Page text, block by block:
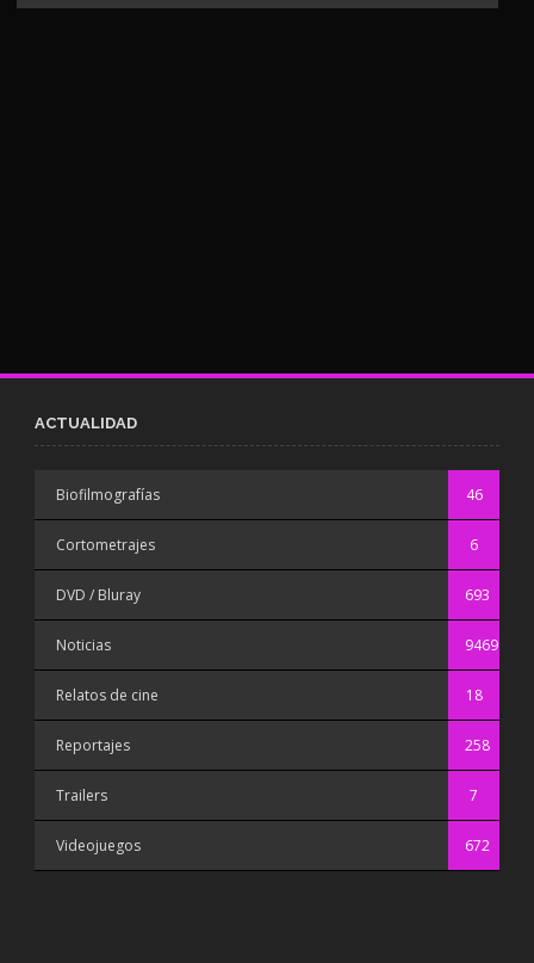
ACTUALIDAD
Biofilmografías 46
Cortometrajes 6
DVD / Bluray 693
Noticias 9469
Relatos de cine 18
Reportajes 258
Trailers 7
Videojuegos 672